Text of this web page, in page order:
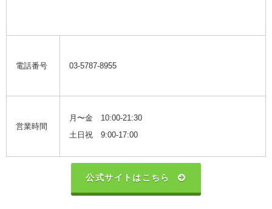
電話番号 03-5787-8955
営業時間
月〜金 10:00-21:30
土日祝 9:00-17:00
公式サイトはこちら